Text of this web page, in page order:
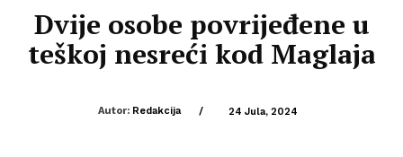
Dvije osobe povrijeđene u
teškoj nesreći kod Maglaja
Autor: Redakcija / 24 Jula, 2024